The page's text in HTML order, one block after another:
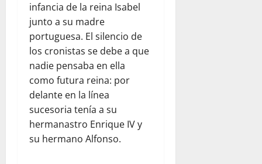
infancia de la reina Isabel
junto a su madre
portuguesa. El silencio de
los cronistas se debe a que
nadie pensaba en ella
como futura reina: por
delante en la línea
sucesoria tenía a su
hermanastro Enrique IV y
su hermano Alfonso.